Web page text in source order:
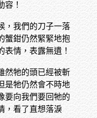
容！
，我們的刀子一落
蟹鉗仍然緊緊地抱
表情，表露無遺！
然牠的頭已經被斬
是牠仍然會不時地
要向我們要回牠的
，看了直想落淚